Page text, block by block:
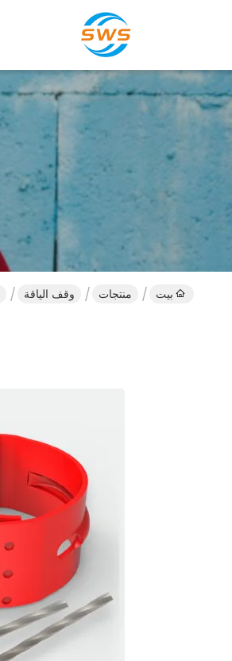
بيت منتجات وقف الياقة